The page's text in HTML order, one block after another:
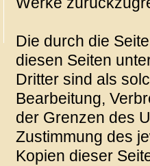
Die durch die
diesen Seiten
Dritter sind als
Bearbeitung,
der Grenzen des
Zustimmung des
Kopien dieser